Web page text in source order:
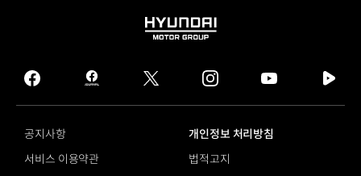
HYUNDAI
GROUP
facebook
hmg
journal
twitter instagram
tv
공지사항
개인정보 처리방침
서비스 이용약관
법적고지